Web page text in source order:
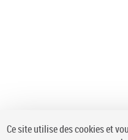
Ce site utilise des cookies et